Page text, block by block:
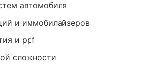
автомобиля
и иммобилайзеров
и ppf
сложности